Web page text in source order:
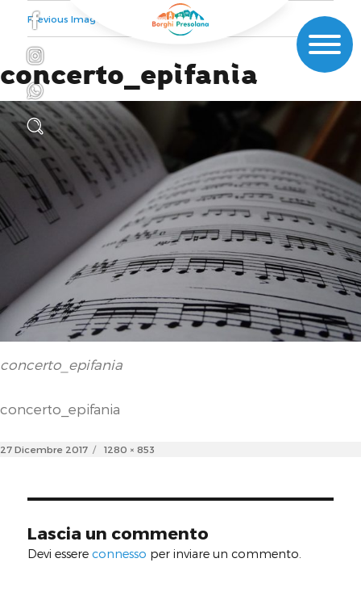
Previous Image
concerto_epifania
concerto_epifania
concerto_epifania
Posted
27 Dicembre 2017
Full
1280 × 853
Lascia un commento
Devi essereconnesso per inviare un commento.